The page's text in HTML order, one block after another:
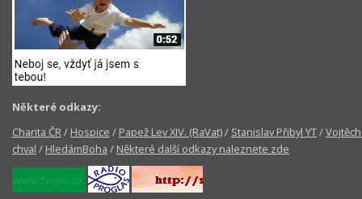
Některé odkazy:
Charita ČR/ Hospice / Papež Lev XIV. (RaVat)/ Stanislav Přibyl YT/
chval / HledámBoha / Některé další odkazy naleznete zde